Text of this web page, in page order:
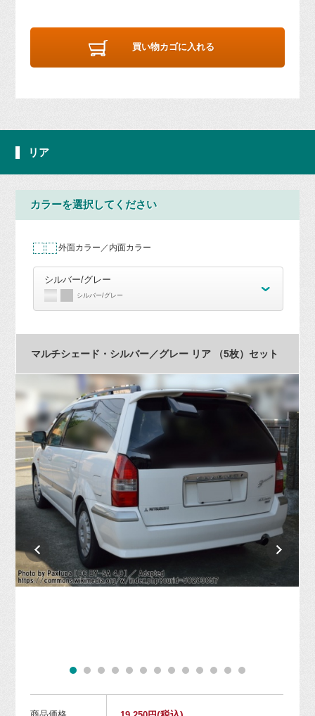
買い物カゴに入れる
リア
カラーを選択してください
外面カラー／内面カラー
シルバー/グレー
シルバー/グレー
マルチシェード・シルバー／グレー リア （5枚）セット